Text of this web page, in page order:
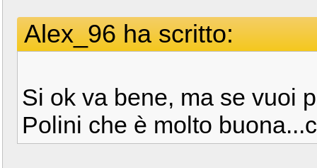
Alex_96 ha scritto:
Si ok va bene, ma se vuoi
Polini che è molto